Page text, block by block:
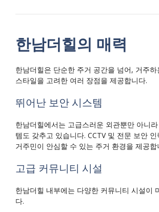
한남더힐의 매력
한남더힐은 단순한 주거 공간을 넘어, 거주
스타일을 고려한 여러 장점을 제공합니다.
뛰어난 보안 시스템
한남더힐에서는 고급스러운 외관뿐만 아니
템도 갖추고 있습니다. CCTV 및 전문 보안
거주민이 안심할 수 있는 주거 환경을 제공합
고급 커뮤니티 시설
한남더힐 내부에는 다양한 커뮤니티 시설이
다.